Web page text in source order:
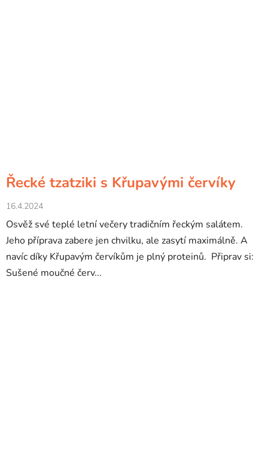
Řecké tzatziki s Křupavými červíky
16.4.2024
Osvěž své teplé letní večery tradičním řeckým salátem.
Jeho příprava zabere jen chvilku, ale zasytí maximálně. A
navíc díky Křupavým červíkům je plný proteinů. Připrav si:
Sušené moučné červ...